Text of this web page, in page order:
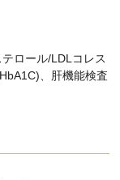
ロール/LDLコレス
、肝機能検査